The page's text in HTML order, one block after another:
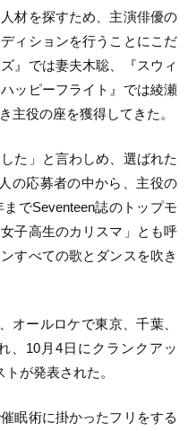
材を探すため、主演俳優の
ィションを行うことにこだ
』では妻夫木聡、『スウィ
ッピーフライト』では綾瀬
主役の座を獲得してきた。
た」と言わしめ、選ばれた
の応募者の中から、主役の
でSeventeen誌のトップモ
子高生のカリスマ」とも呼
すべての歌とダンスを吹き
オールロケで東京、千葉、
、10月4日にクランクアッ
が発表された。
眠術に掛かったフリをする